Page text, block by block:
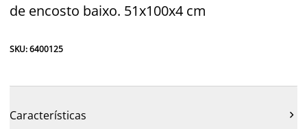
de encosto baixo. 51x100x4 cm
SKU: 6400125
Características 